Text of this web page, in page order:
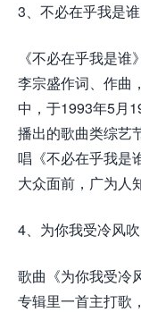
3、不必在乎我是谁
《不必在乎我是
李宗盛作词、作曲
中，于1993年5月
播出的歌曲类综艺
唱《不必在乎我是
大众面前，广为人
4、为你我受冷风吹
歌曲《为你我受冷
专辑里一首主打歌